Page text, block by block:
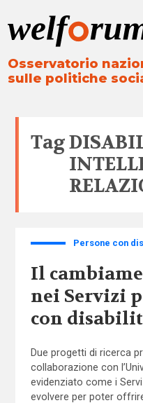
Osservatorio
sulle politiche
Tag
Persone con
Il
nei Servizi
con
Due progetti di ricerca
collaborazione con
evidenziato come i
evolvere per poter